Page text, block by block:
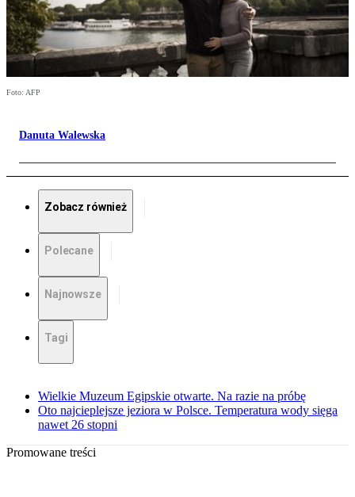
Foto: AFP
Danuta Walewska
Zobacz również
Polecane
Najnowsze
Tagi
Wielkie Muzeum Egipskie otwarte. Na razie na próbę
Oto najcieplejsze jeziora w Polsce. Temperatura wody sięga
nawet 26 stopni
Promowane treści